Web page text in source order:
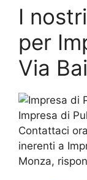
I
per
Via